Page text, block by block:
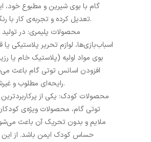
گام با بوی شیرین و مطبوع خود،
تعدیل کرده و تجربه‌ی کار با رنگ را دلپذیرتر می‌کند.
محصولات پلیمری: در تولید
اسباب‌بازی‌ها، لوازم تحریر پلاستیکی
بوی مواد اولیه (پلاستیک خام یا
افزودن اسانس توتی گام باعث
رایحه‌ای مطلوب و غیرشیمیایی داشته باشد.
محصولات کودک: یکی از
توتی گام، محصولات ویژه‌ی
ملایم و بدون تحریک آن باعث
حساس کودک ایمن باشد. از این